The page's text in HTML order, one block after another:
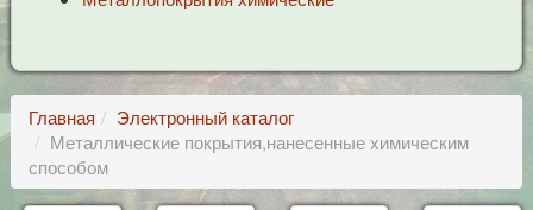
Главная
Электронный каталог
Металлические покрытия,нанесенные химическим
способом